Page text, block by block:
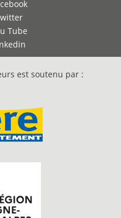
Tube
est soutenu par :